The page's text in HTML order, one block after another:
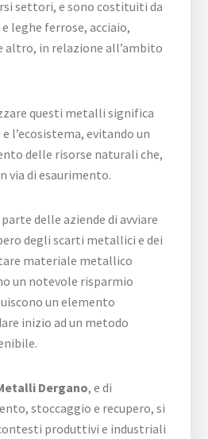
settori, e sono costituiti da
leghe ferrose, acciaio,
altro, in relazione all’ambito
questi metalli significa
l’ecosistema, evitando un
delle risorse naturali che,
via di esaurimento.
delle aziende di avviare
degli scarti metallici e dei
materiale metallico
un notevole risparmio
un elemento
inizio ad un metodo
Dergano, e di
stoccaggio e recupero, si
produttivi e industriali